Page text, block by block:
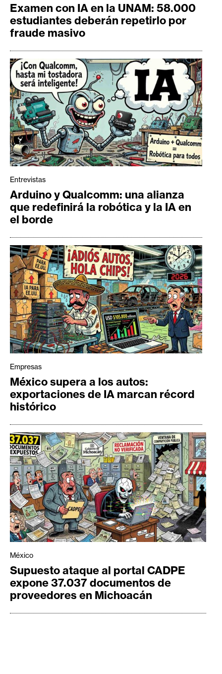
Examen con IA en la UNAM: 58.000
estudiantes deberán repetirlo por
fraude masivo
Entrevistas
Arduino y Qualcomm: una alianza
que redefinirá la robótica y la IA en
el borde
Empresas
México supera a los autos:
exportaciones de IA marcan récord
histórico
México
Supuesto ataque al portal CADPE
expone 37.037 documentos de
proveedores en Michoacán